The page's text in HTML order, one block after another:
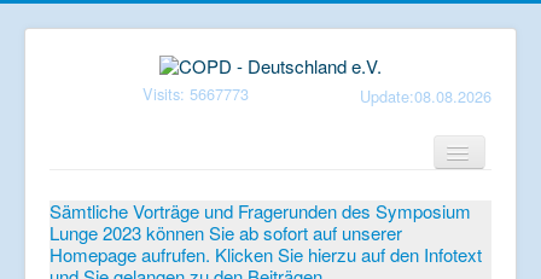
Visits: 5667773 Update:08.08.2026
Verein
Sämtliche Vorträge und Fragerunden des Symposium
Lunge 2023 können Sie ab sofort auf unserer
Homepage aufrufen. Klicken Sie hierzu auf den Infotext